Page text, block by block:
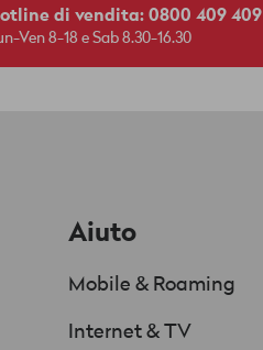
di vendita: 0800 409 409
Ven 8-18 e Sab 8.30-16.30
Aiuto
Mobile & Roaming
Internet & TV
Chat